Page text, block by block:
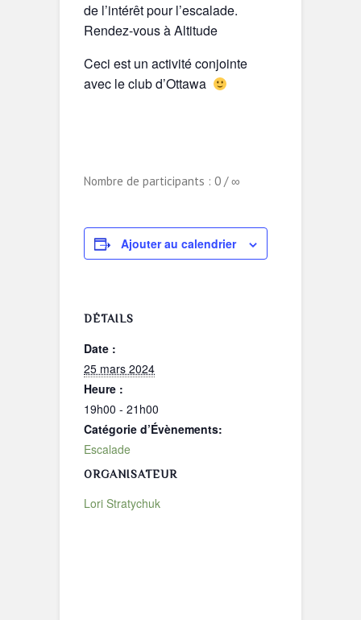
de l’intérêt pour l’escalade.
Rendez-vous à Altitude
Ceci est un activité conjointe
avec le club d’Ottawa
Nombre de participants : 0 / ∞
Ajouter au calendrier
DÉTAILS
Date :
25 mars 2024
Heure :
19h00 - 21h00
Catégorie d’Évènements:
Escalade
ORGANISATEUR
Lori Stratychuk